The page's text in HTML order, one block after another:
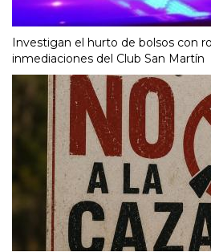
Investigan el hurto de bolsos con
inmediaciones del Club San Martín